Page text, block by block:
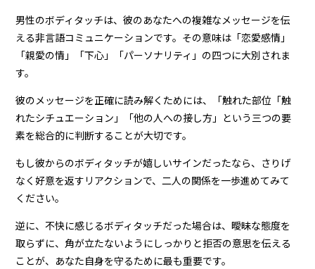
男性のボディタッチは、彼のあなたへの複雑なメッセージを伝
える非言語コミュニケーションです。その意味は「恋愛感情」
「親愛の情」「下心」「パーソナリティ」の四つに大別されま
す。
彼のメッセージを正確に読み解くためには、「触れた部位「触
れたシチュエーション」「他の人への接し方」という三つの要
素を総合的に判断することが大切です。
もし彼からのボディタッチが嬉しいサインだったなら、さりげ
なく好意を返すリアクションで、二人の関係を一歩進めてみて
ください。
逆に、不快に感じるボディタッチだった場合は、曖昧な態度を
取らずに、角が立たないようにしっかりと拒否の意思を伝える
ことが、あなた自身を守るために最も重要です。